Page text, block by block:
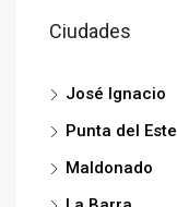
Ciudades
José Ignacio
Punta del Este
Maldonado